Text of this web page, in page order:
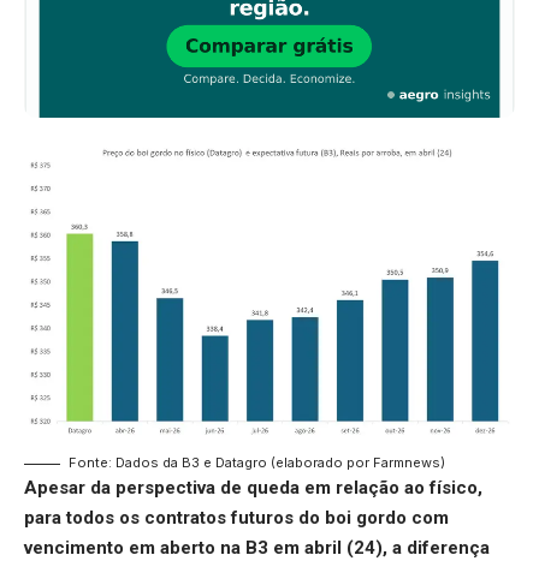
Fonte: Dados da B3 e Datagro (elaborado por Farmnews)
Apesar da perspectiva de queda em relação ao físico,
para todos os contratos futuros do boi gordo com
vencimento em aberto na B3 em abril (24), a diferença